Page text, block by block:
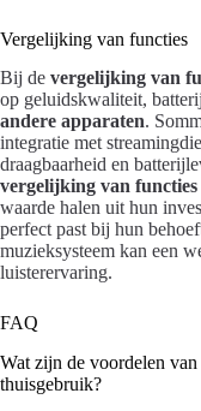
Vergelijking van functies
Bij de vergelijking van
op geluidskwaliteit,
andere apparaten.
integratie met
draagbaarheid en
vergelijking van functies
waarde halen uit hun
perfect past bij hun
muzieksysteem kan een
luisterervaring.
FAQ
Wat zijn de voordelen
thuisgebruik?